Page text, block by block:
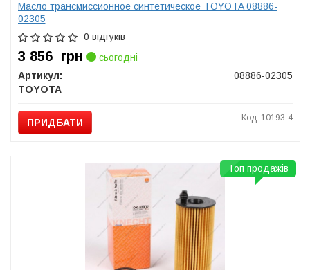
Масло трансмиссионное синтетическое TOYOTA 08886-
02305
0 відгуків
3 856 грн
сьогодні
Артикул:
08886-02305
TOYOTA
ПРИДБАТИ Код: 10193-4
Топ продажів